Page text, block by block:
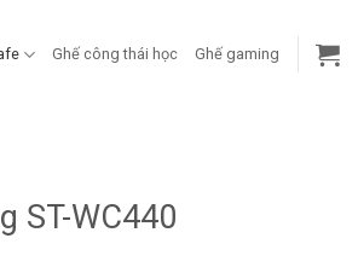
Ghế công thái học Ghế gaming
ST-WC440